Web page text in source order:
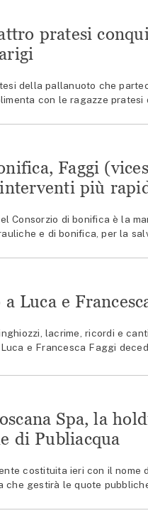
pratesi
della pallanuoto che
con le ragazze
Faggi
più
Consorzio di bonifica è la
e di bonifica, per la
Luca e
lacrime, ricordi e
Luca e Francesca Faggi
Spa, la
di Publiacqua
costituita ieri con il nome
che gestirà le quote